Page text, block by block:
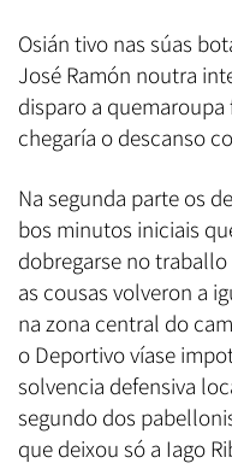
Osián tivo nas súas
José Ramón noutra
disparo a
chegaría o descanso
Na segunda parte os
bos minutos iniciais
dobregarse no
as cousas volveron a
na zona central do
o Deportivo víase
solvencia defensiva
segundo dos
que deixou só a Iago